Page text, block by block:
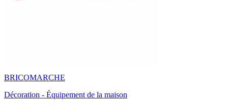
BRICOMARCHE
Décoration - Équipement de la maison